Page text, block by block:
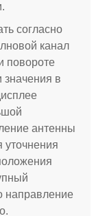
согласно
канал
повороте
значения в
антенны
уточнения
направление